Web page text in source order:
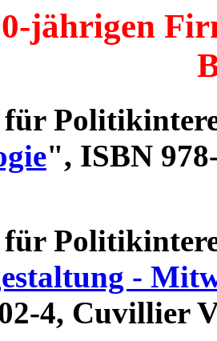
jährigen
", ISBN
-
4, Cuvillier